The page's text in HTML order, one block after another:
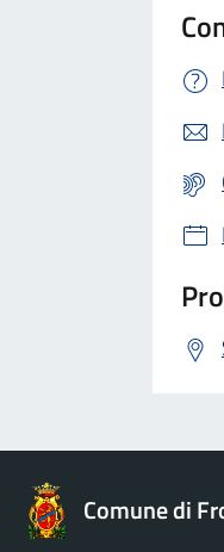
Comune di